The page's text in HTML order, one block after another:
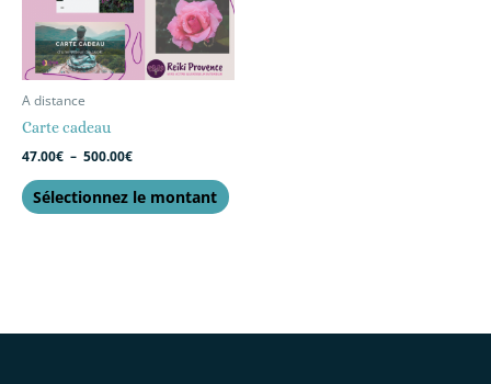
A distance
Carte cadeau
47.00€ – 500.00€
Sélectionnez le montant